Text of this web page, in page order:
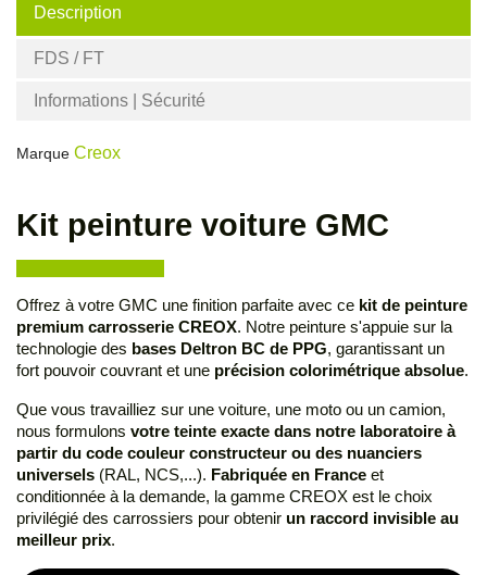
Description
FDS / FT
Informations | Sécurité
Marque Creox
Kit peinture voiture GMC
Offrez à votre GMC une finition parfaite avec ce kit de peinture
premium carrosserie CREOX. Notre peinture s'appuie sur la
technologie des bases Deltron BC de PPG, garantissant un
fort pouvoir couvrant et une précision colorimétrique absolue.
Que vous travailliez sur une voiture, une moto ou un camion,
nous formulons votre teinte exacte dans notre laboratoire à
partir du code couleur constructeur ou des nuanciers
universels (RAL, NCS,...). Fabriquée en France et
conditionnée à la demande, la gamme CREOX est le choix
privilégié des carrossiers pour obtenir un raccord invisible au
meilleur prix.